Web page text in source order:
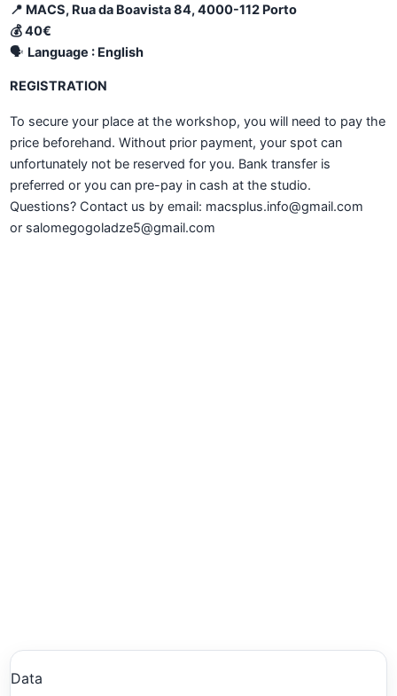
📍 MACS, Rua da Boavista 84, 4000-112 Porto
💰 40€
🗣️ Language : English
REGISTRATION
To secure your place at the workshop, you will need to pay the
price beforehand. Without prior payment, your spot can
unfortunately not be reserved for you. Bank transfer is
preferred or you can pre-pay in cash at the studio.
Questions? Contact us by email: macsplus.info@gmail.com
or salomegogoladze5@gmail.com
Data